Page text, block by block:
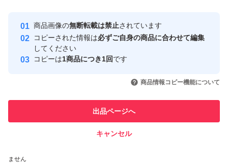
安心取引出品者
心・安全なユーザーです
取引実績
引を完了させた実績があります
での取引実績があります
ません
商品画像の無断転載は禁止されています
コピーされた情報は必ずご自身の商品に合わせて編集
してください
コピーは1商品につき1回です
商品情報コピー機能について
出品ページへ
キャンセル